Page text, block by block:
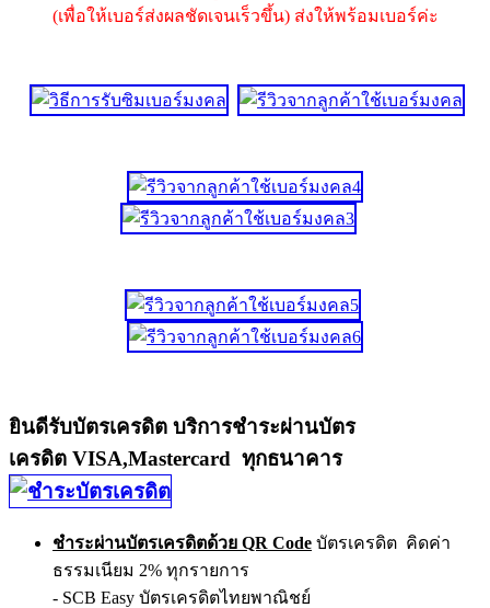
(เพื่อให้เบอร์ส่งผลชัดเจนเร็วขึ้น) ส่งให้พร้อมเบอร์ค่ะ
ยินดีรับบัตรเครดิต บริการชำระผ่านบัตร
เครดิต VISA,Mastercard ทุกธนาคาร
ชำระผ่านบัตรเครดิตด้วย QR Code บัตรเครดิต คิดค่า
ธรรมเนียม 2% ทุกรายการ
- SCB Easy บัตรเครดิตไทยพาณิชย์